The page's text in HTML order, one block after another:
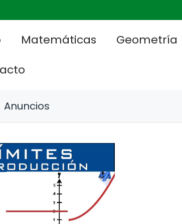
Matemáticas Geometría
Anuncios